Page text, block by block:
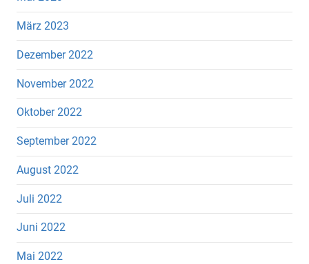
März 2023
Dezember 2022
November 2022
Oktober 2022
September 2022
August 2022
Juli 2022
Juni 2022
Mai 2022